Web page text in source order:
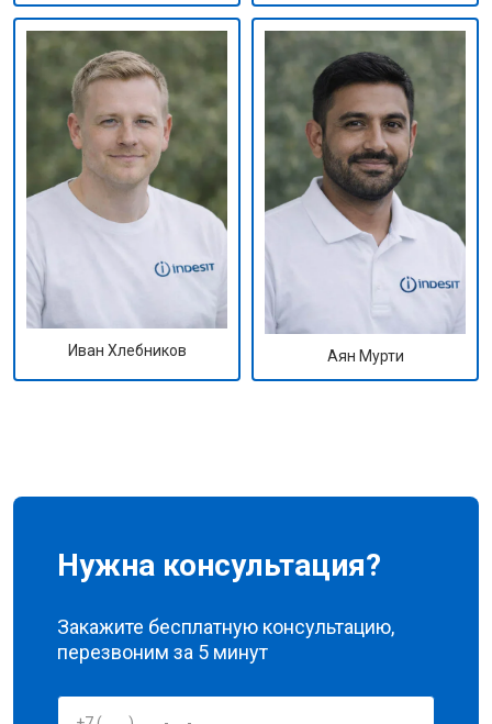
Иван Хлебников Аян Мурти
Нужна консультация?
Закажите бесплатную консультацию,
перезвоним за 5 минут